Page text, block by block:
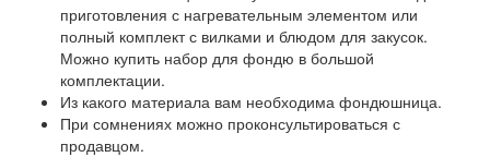
приготовления с нагревательным элементом или
полный комплект с вилками и блюдом для закусок.
Можно купить набор для фондю в большой
комплектации.
Из какого материала вам необходима фондюшница.
При сомнениях можно проконсультироваться с
продавцом.